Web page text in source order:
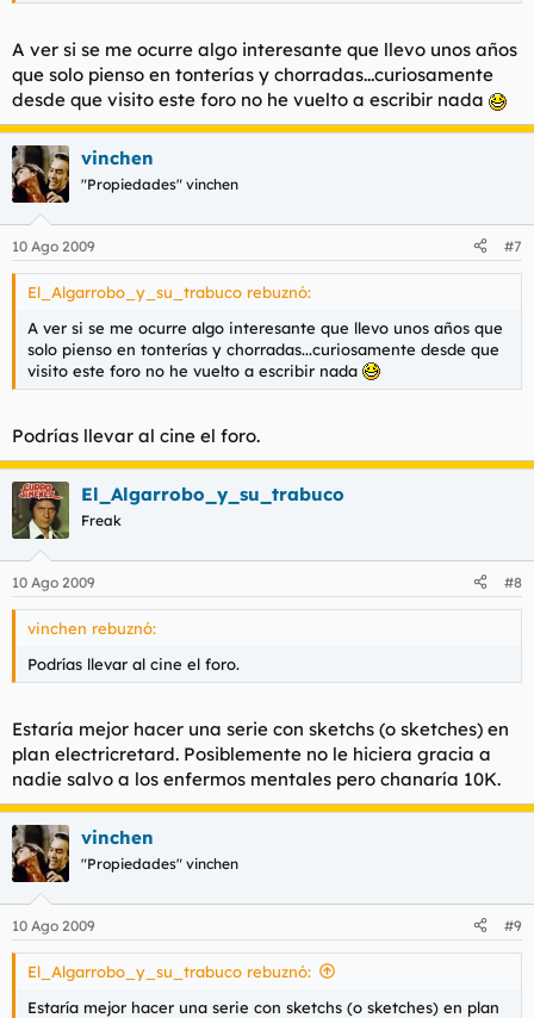
A ver si se me ocurre algo interesante que llevo unos años
que solo pienso en tonterías y chorradas...curiosamente
desde que visito este foro no he vuelto a escribir nada
vinchen
"Propiedades" vinchen
10 Ago 2009 #7
El_Algarrobo_y_su_trabuco rebuznó:
A ver si se me ocurre algo interesante que llevo unos años que
solo pienso en tonterías y chorradas...curiosamente desde que
visito este foro no he vuelto a escribir nada
Podrías llevar al cine el foro.
El_Algarrobo_y_su_trabuco
Freak
10 Ago 2009 #8
vinchen rebuznó:
Podrías llevar al cine el foro.
Estaría mejor hacer una serie con sketchs (o sketches) en
plan electricretard. Posiblemente no le hiciera gracia a
nadie salvo a los enfermos mentales pero chanaría 10K.
vinchen
"Propiedades" vinchen
10 Ago 2009 #9
El_Algarrobo_y_su_trabuco rebuznó:
Estaría mejor hacer una serie con sketchs (o sketches) en plan